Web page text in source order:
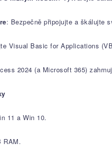
: Bezpečně připojujte a škálujte
Visual Basic for Applications
2024 (a Microsoft 365)
11 a Win 10.
RAM.